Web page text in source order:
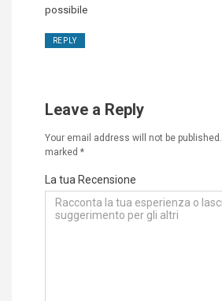
possibile
REPLY
Leave a Reply
Your email address will not be published.
marked *
La tua Recensione